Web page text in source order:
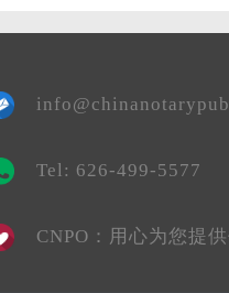
Tel: 626-499-5577
CNPO：用心为您提供